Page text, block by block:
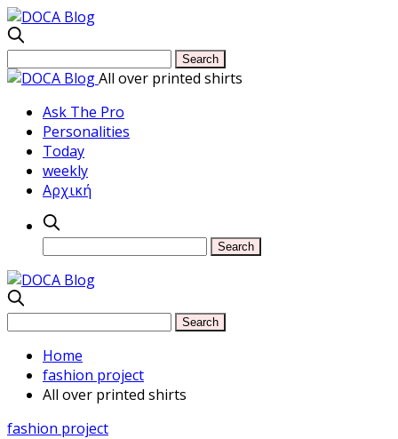
All over printed shirts
Ask The Pro
Personalities
Today
weekly
Αρχική
Home
fashion project
All over printed shirts
fashion project